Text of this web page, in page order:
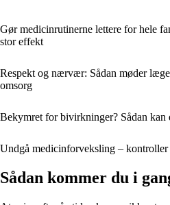
Gør medicinrutinerne lettere for hele
stor effekt
Respekt og nærvær: Sådan møder
omsorg
Bekymret for bivirkninger? Sådan kan
Undgå medicinforveksling –
Sådan kommer du i